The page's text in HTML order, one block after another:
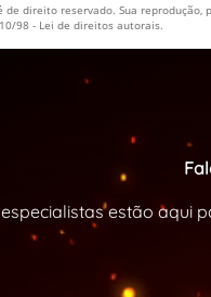
direito reservado. Sua
98 - Lei de direitos autorais.
estão aqui